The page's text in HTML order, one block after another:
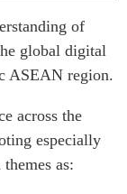
of
global digital
ASEAN region.
across the
especially
as: